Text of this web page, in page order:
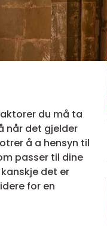
du må ta
når det gjelder
å a hensyn til
passer til dine
det er
for en